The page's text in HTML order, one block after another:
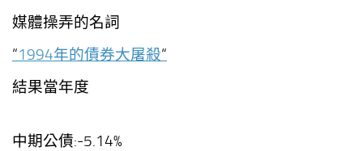
媒體操弄的名詞
“1994年的債券大屠殺“
結果當年度
中期公債:-5.14%